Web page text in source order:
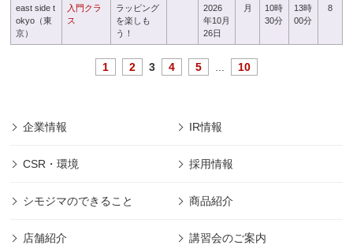
east side t
okyo（東
京）
入門クラ
ス
ラッピング
を楽しも
う！
2026
年10月
26日
月
10時
30分
13時
00分
8
1 2 3 4 5 10
企業情報 IR情報
CSR・環境 採用情報
シモジマのできること 商品紹介
店舗紹介 講習会のご案内